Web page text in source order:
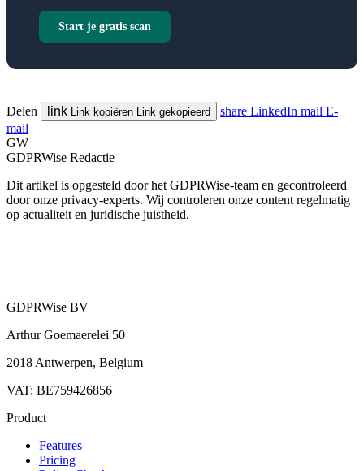
Start je gratis scan
Delen link Link kopiëren Link gekopieerd share LinkedIn mail E-
mail
GW
GDPRWise Redactie
Dit artikel is opgesteld door het GDPRWise-team en gecontroleerd
door onze privacy-experts. Wij controleren onze content regelmatig
op actualiteit en juridische juistheid.
GDPRWise BV
Arthur Goemaerelei 50
2018 Antwerpen, Belgium
VAT: BE759426856
Product
Features
Pricing